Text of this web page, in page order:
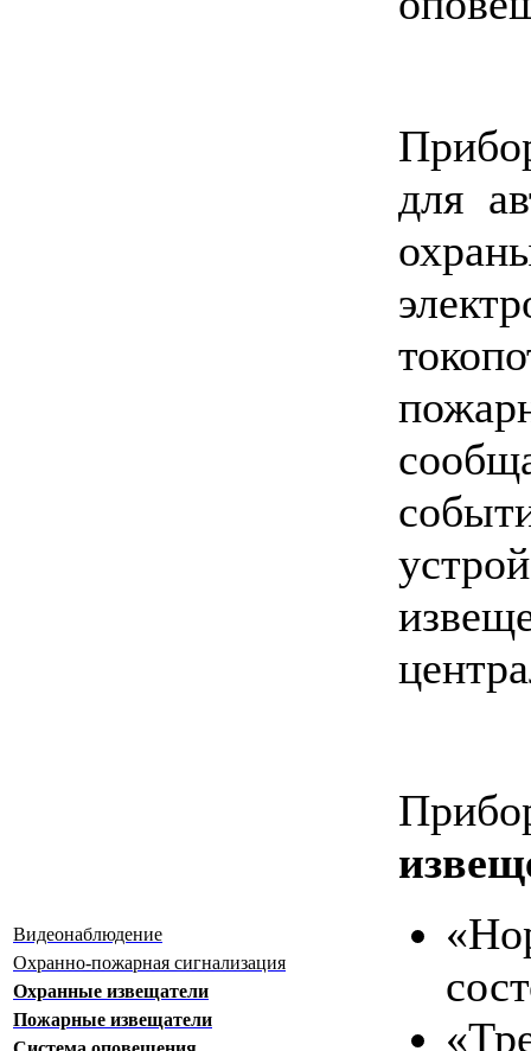
Видеонаблюдение
Охранно-пожарная сигнализация
Охранные извещатели
Пожарные извещатели
для